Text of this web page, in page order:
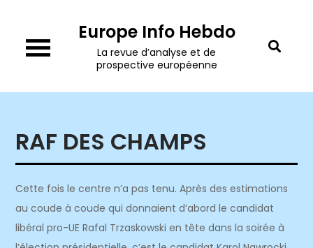
content
Europe Info Hebdo
La revue d’analyse et de
prospective européenne
RAF DES CHAMPS
Cette fois le centre n’a pas tenu. Après des estimations
au coude à coude qui donnaient d’abord le candidat
libéral pro-UE Rafal Trzaskowski en tête dans la soirée à